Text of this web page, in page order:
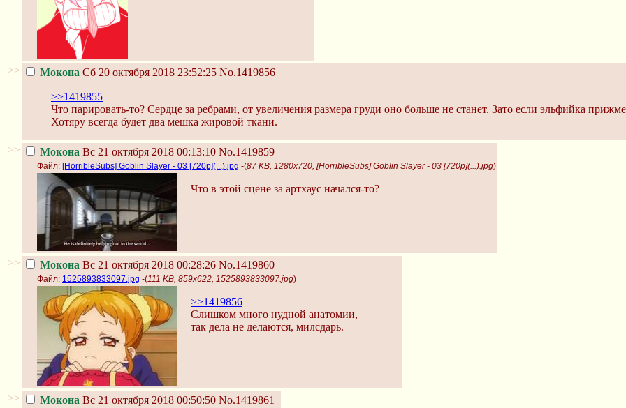
>> Мокона Сб 20 октября 2018 23:52:25 No.1419856
>>1419855
Что парировать-то? Сердце за ребрами, от увеличения размера груди оно больше не станет. Зато если эльфийка
Хотяру всегда будет два мешка жировой ткани.
>> Мокона Вс 21 октября 2018 00:13:10 No.1419859
Файл: [HorribleSubs] Goblin Slayer - 03 [720p](...).jpg -(87 KB, 1280x720, [HorribleSubs] Goblin Slayer - 03 [720p](...).jpg)
Что в этой сцене за артхаус начался-то?
>> Мокона Вс 21 октября 2018 00:28:26 No.1419860
Файл: 1525893833097.jpg -(111 KB, 859x622, 1525893833097.jpg)
>>1419856
Слишком много нудной анатомии,
так дела не делаются, милсдарь.
>> Мокона Вс 21 октября 2018 00:50:50 No.1419861